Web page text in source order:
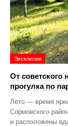
Эксклюзив
От советского
прогулка по
Лето — время
Сормовского
и расположены